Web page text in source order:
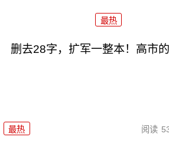
最热
删去28字，扩军一整本！高市
最热 阅读